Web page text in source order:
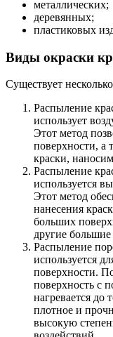
металлических;
деревянных;
пластиковых
Виды окраски
Существует
Распыление
использует
Этот метод
поверхности, а
краски,
Распыление
используется
Этот метод
нанесения
больших
другие
Распыление
используется
поверхности.
поверхность с
нагревается до
плотное и
высокую